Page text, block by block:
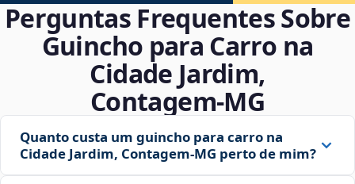
Perguntas Frequentes Sobre
Guincho para Carro na
Cidade Jardim,
Contagem‑MG
Quanto custa um guincho para carro na
Cidade Jardim, Contagem‑MG perto de mim?